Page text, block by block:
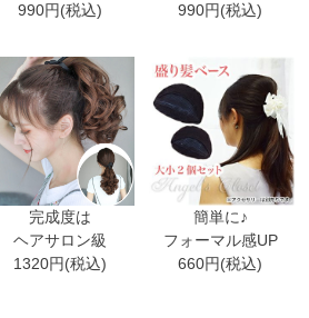
990円(税込)
990円(税込)
完成度は
ヘアサロン級
1320円(税込)
簡単に♪
フォーマル感UP
660円(税込)